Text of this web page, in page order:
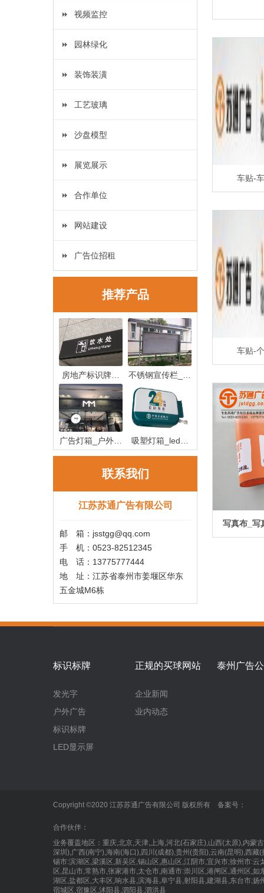
视频监控
园林绿化
装饰装潢
工艺玻璃
沙盘模型
展览展示
合作单位
网站建设
广告位招租
推荐产品
房地产标识牌制
作_房地产
不锈钢宣传栏_不
锈钢宣传
广告灯箱_户外广
告灯箱
吸塑灯箱_led吸
塑灯箱制作
联系我们
江苏苏通广告有限公司
邮 箱：jsstgg@qq.com
手 机：0523-82512345
电 话：13775777444
地 址：江苏省泰州市姜堰区华东
五金城M6栋
车贴-
车贴-
写真布_写
标识标牌
发光字
户外广告
标识标牌
LED显示屏
正规的买球网站
企业新闻
业内动态
泰州广告
Copyright ©2020 江苏苏通广告有限公司 版权所有 备案号：
合作伙伴：
业务覆盖地区：重庆,北京,天津,上海,河北(石家庄),山西(太原),内蒙
深圳),广西(南宁),海南(海口),四川(成都),贵州(贵阳),云南(昆明),西
锡市:滨湖区,梁溪区,新吴区,锡山区,惠山区,江阴市,宜兴市;徐州市:
区,昆山市,常熟市,张家港市,太仓市,南通市:崇川区,港闸区,通州区,
湖区,盐都区,大丰区,响水县,滨海县,阜宁县,射阳县,建湖县,东台市;扬
宿城区,宿豫区,沭阳县,泗阳县,泗洪县